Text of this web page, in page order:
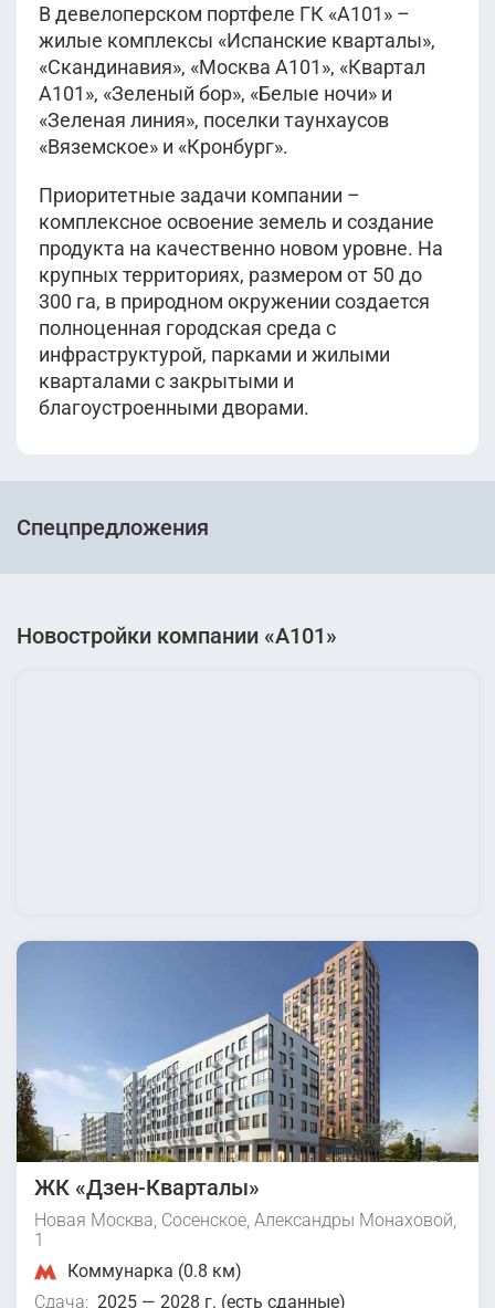
В девелоперском портфеле ГК «А101» –
жилые комплексы «Испанские кварталы»,
«Скандинавия», «Москва А101», «Квартал
А101», «Зеленый бор», «Белые ночи» и
«Зеленая линия», поселки таунхаусов
«Вяземское» и «Кронбург».
Приоритетные задачи компании –
комплексное освоение земель и создание
продукта на качественно новом уровне. На
крупных территориях, размером от 50 до
300 га, в природном окружении создается
полноценная городская среда с
инфраструктурой, парками и жилыми
кварталами с закрытыми и
благоустроенными дворами.
Спецпредложения
Новостройки компании «А101»
ЖК «Дзен-Кварталы»
Новая Москва, Сосенское, Александры Монаховой,
1
Коммунарка (0.8 км)
Сдача: 2025 — 2028 г. (есть сданные)